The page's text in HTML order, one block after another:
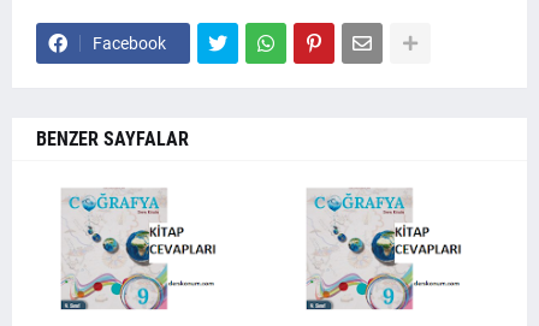
Facebook
BENZER SAYFALAR